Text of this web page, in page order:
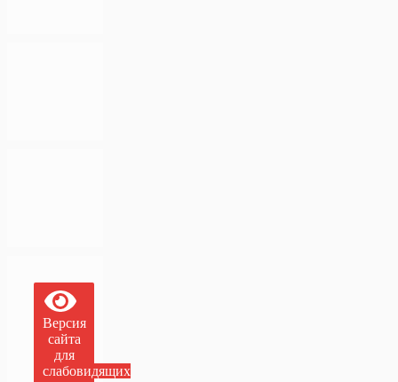
Версия
сайта
для
слабовидящих